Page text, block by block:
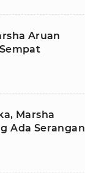
Aruan
Marsha
Ada Serangan